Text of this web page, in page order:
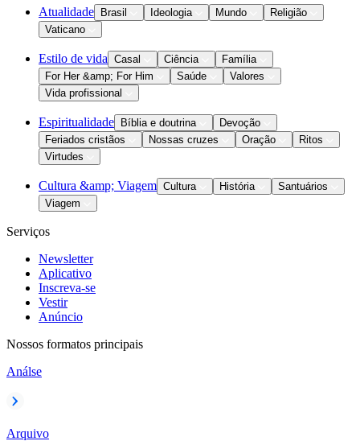
Atualidade Brasil Ideologia Mundo
Religião
Vaticano
Estilo de vida Casal Ciência
Família
For Her &amp; For Him
Saúde
Valores
Vida profissional
Espiritualidade Bíblia e doutrina
Devoção
Feriados cristãos
Nossas cruzes Oração
Ritos
Virtudes
Cultura &amp; Viagem Cultura História
Santuários
Viagem
Serviços
Newsletter
Aplicativo
Inscreva-se
Vestir
Anúncio
Nossos formatos principais
Análse
Arquivo